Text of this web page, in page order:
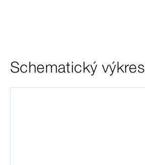
Schematický výkres